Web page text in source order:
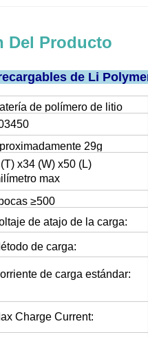
Del Producto
de Li
de polímero de litio
29g
T) x34 (W) x50 (L)
max
≥500
de atajo de la carga:
de carga:
de carga estándar:
Charge Current: